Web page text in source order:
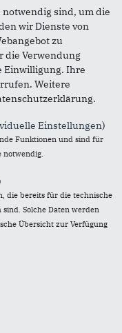
des
notwendig sind, um die
wir Dienste von
zu
die Verwendung
Einwilligung. Ihre
Weitere
Einstellungen)
Funktionen und sind für
notwendig.
die bereits für die technische
Solche Daten werden
Übersicht zur Verfügung